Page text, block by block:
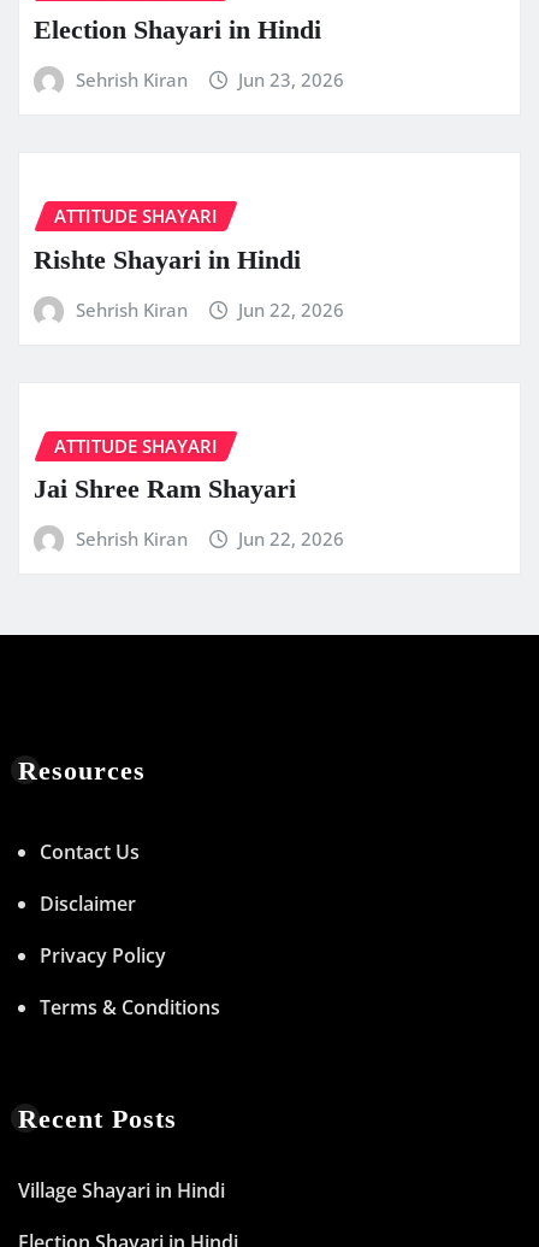
Election Shayari in Hindi
Sehrish Kiran Jun 23, 2026
ATTITUDE SHAYARI
Rishte Shayari in Hindi
Sehrish Kiran Jun 22, 2026
ATTITUDE SHAYARI
Jai Shree Ram Shayari
Sehrish Kiran Jun 22, 2026
Resources
Contact Us
Disclaimer
Privacy Policy
Terms & Conditions
Recent Posts
Village Shayari in Hindi